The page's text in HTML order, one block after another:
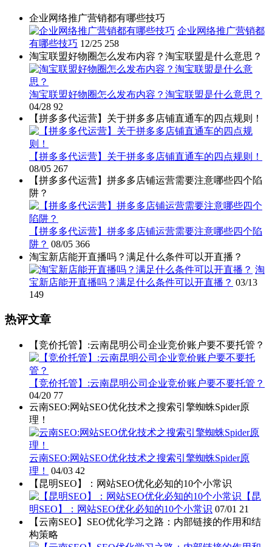
企业网络推广营销都有哪些技巧
企业网络推广营销都
有哪些技巧 12/25 258
淘宝联盟好物圈怎么发布内容？淘宝联盟是什么意思？
淘宝联盟好物圈怎么发布内容？淘宝联盟是什么意思？
04/28 92
【拼多多代运营】关于拼多多店铺直通车的四点规则！
【拼多多代运营】关于拼多多店铺直通车的四点规则！
08/05 267
【拼多多代运营】拼多多店铺运营需要注意哪些四个陷
阱？
【拼多多代运营】拼多多店铺运营需要注意哪些四个陷
阱？ 08/05 366
淘宝新店能开直播吗？满足什么条件可以开直播？
淘
宝新店能开直播吗？满足什么条件可以开直播？ 03/13
149
热评文章
【竞价托管】:云南昆明公司企业竞价账户要不要托管？
【竞价托管】:云南昆明公司企业竞价账户要不要托管？
04/20 77
云南SEO:网站SEO优化技术之搜索引擎蜘蛛Spider原
理！
云南SEO:网站SEO优化技术之搜索引擎蜘蛛Spider原
理！
04/03 42
【昆明SEO】：网站SEO优化必知的10个小常识
【昆
明SEO】：网站SEO优化必知的10个小常识 07/01 21
【云南SEO】SEO优化学习之路：内部链接的作用和结
构策略